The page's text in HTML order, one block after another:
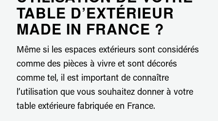
TABLE D’EXTÉRIEUR
MADE IN FRANCE ?
Même si les espaces extérieurs sont considérés
comme des pièces à vivre et sont décorés
comme tel, il est important de connaître
l’utilisation que vous souhaitez donner à votre
table extérieure fabriquée en France.